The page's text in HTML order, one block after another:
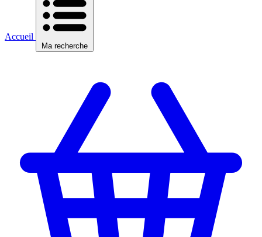
Accueil
Ma recherche